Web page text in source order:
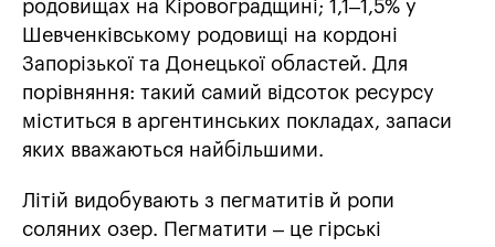
родовищах на Кіровоградщині; 1,1–1,5% у
Шевченківському родовищі на кордоні
Запорізької та Донецької областей. Для
порівняння: такий самий відсоток ресурсу
міститься в аргентинських покладах, запаси
яких вважаються найбільшими.
Літій видобувають з пегматитів й ропи
соляних озер. Пегматити – це гірські